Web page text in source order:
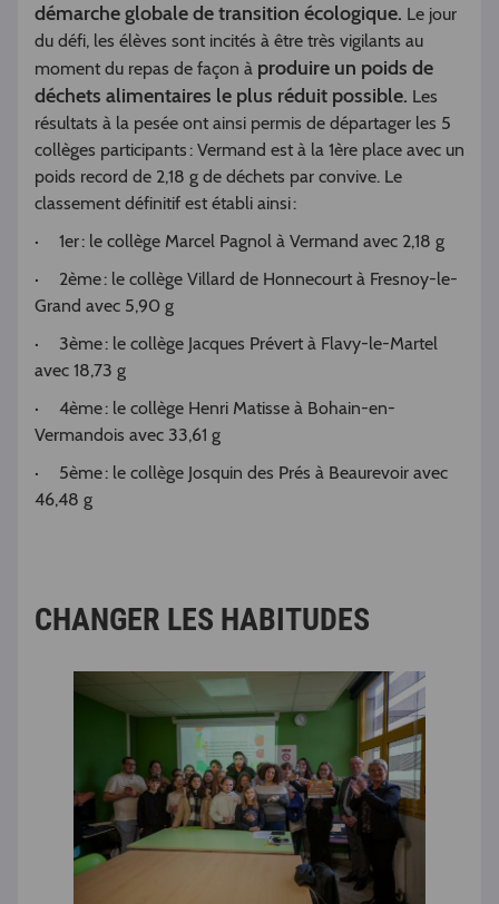
démarche globale de transition écologique. Le jour
du défi, les élèves sont incités à être très vigilants au
moment du repas de façon à produire un poids de
déchets alimentaires le plus réduit possible. Les
résultats à la pesée ont ainsi permis de départager les 5
collèges participants : Vermand est à la 1ère place avec un
poids record de 2,18 g de déchets par convive. Le
classement définitif est établi ainsi :
· 1er : le collège Marcel Pagnol à Vermand avec 2,18 g
· 2ème : le collège Villard de Honnecourt à Fresnoy-le-
Grand avec 5,90 g
· 3ème : le collège Jacques Prévert à Flavy-le-Martel
avec 18,73 g
· 4ème : le collège Henri Matisse à Bohain-en-
Vermandois avec 33,61 g
· 5ème : le collège Josquin des Prés à Beaurevoir avec
46,48 g
CHANGER LES HABITUDES